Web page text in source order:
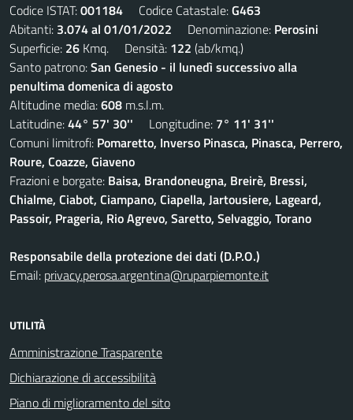
Codice ISTAT:001184 Codice Catastale:G463
Abitanti: 3.074 al 01/01/2022 Denominazione: Perosini
Superficie: 26 Kmq. Densità: 122 (ab/kmq.)
Santo patrono:San Genesio - il lunedì successivo alla
penultima domenica di agosto
Altitudine media:608 m.s.l.m.
Latitudine:44° 57' 30'' Longitudine: 7° 11' 31''
Comuni limitrofi: Pomaretto, Inverso Pinasca, Pinasca, Perrero,
Roure, Coazze, Giaveno
Frazioni e borgate: Baisa, Brandoneugna, Breirè, Bressi,
Chialme, Ciabot, Ciampano, Ciapella, Jartousiere, Lageard,
Passoir, Prageria, Rio Agrevo, Saretto, Selvaggio, Torano
Responsabile della protezione dei dati (D.P.O.)
Email: privacy.perosa.argentina@ruparpiemonte.it
UTILITÀ
Amministrazione Trasparente
Dichiarazione di accessibilità
Piano di miglioramento del sito